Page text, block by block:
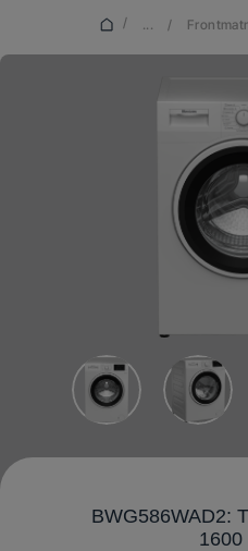
/ ... /
BWG586WAD2:
1600